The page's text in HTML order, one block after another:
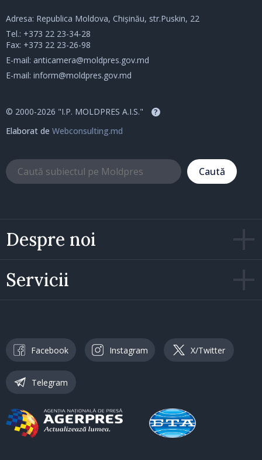
Despre noi
Servicii
Adresa: Republica Moldova, Chișinău, str.Puskin, 22
Tel.: +373 22 23-34-28
Fax: +373 22 23-26-98
E-mail: anticamera@moldpres.gov.md
E-mail: inform@moldpres.gov.md
© 2000-2026 "I.P. MOLDPRES A.I.S." ?
Elaborat de Webconsulting.md
Caută
Facebook Instagram X/Twitter
Telegram